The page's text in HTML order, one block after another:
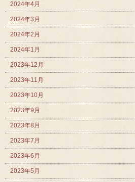
2024年4月
2024年3月
2024年2月
2024年1月
2023年12月
2023年11月
2023年10月
2023年9月
2023年8月
2023年7月
2023年6月
2023年5月